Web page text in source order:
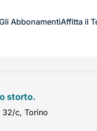
Gli AbbonamentiAffitta il
storto.
32/c, Torino